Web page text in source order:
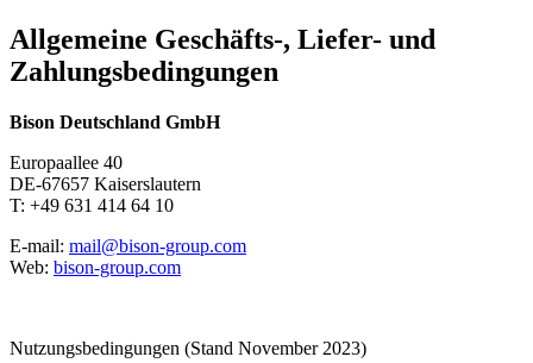
Allgemeine Geschäfts-, Liefer- und
Zahlungsbedingungen
Bison Deutschland GmbH
Europaallee 40
DE-67657 Kaiserslautern
T: +49 631 414 64 10
E-mail: mail@bison-group.com
Web: bison-group.com
Nutzungsbedingungen (Stand November 2023)